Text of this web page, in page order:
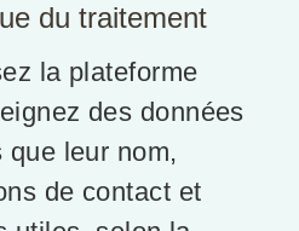
du traitement
la plateforme
des données
que leur nom,
de contact et